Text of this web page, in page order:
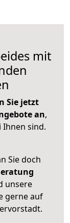
mit
Sie jetzt
an,
Ihnen sind.
Sie doch
unsere
gerne auf